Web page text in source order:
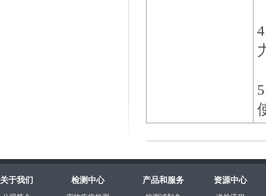
关于我们 检测中心 产品和服务 资源中心